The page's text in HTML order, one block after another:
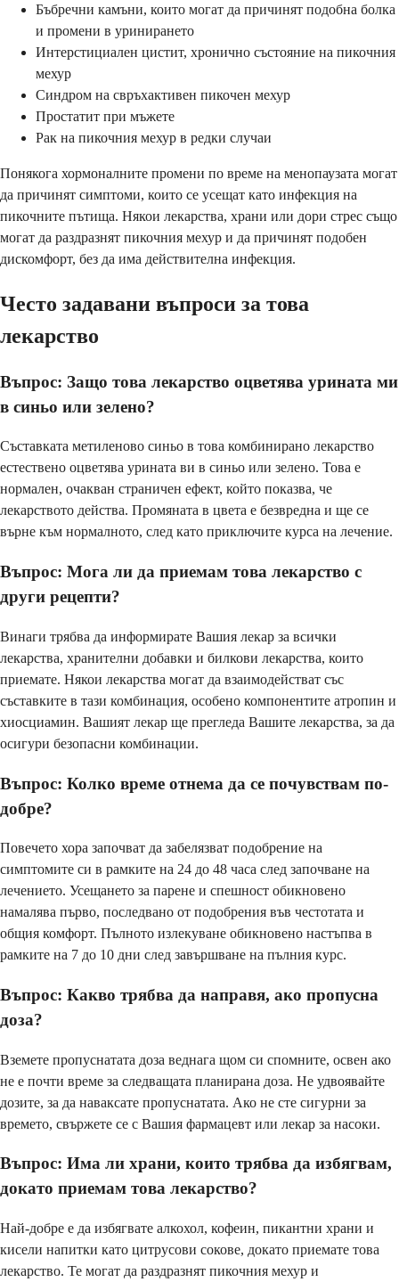
Бъбречни камъни, които могат да причинят подобна болка
и промени в уринирането
Интерстициален цистит, хронично състояние на пикочния
мехур
Синдром на свръхактивен пикочен мехур
Простатит при мъжете
Рак на пикочния мехур в редки случаи
Понякога хормоналните промени по време на менопаузата могат
да причинят симптоми, които се усещат като инфекция на
пикочните пътища. Някои лекарства, храни или дори стрес също
могат да раздразнят пикочния мехур и да причинят подобен
дискомфорт, без да има действителна инфекция.
Често задавани въпроси за това
лекарство
Въпрос: Защо това лекарство оцветява урината ми
в синьо или зелено?
Съставката метиленово синьо в това комбинирано лекарство
естествено оцветява урината ви в синьо или зелено. Това е
нормален, очакван страничен ефект, който показва, че
лекарството действа. Промяната в цвета е безвредна и ще се
върне към нормалното, след като приключите курса на лечение.
Въпрос: Мога ли да приемам това лекарство с
други рецепти?
Винаги трябва да информирате Вашия лекар за всички
лекарства, хранителни добавки и билкови лекарства, които
приемате. Някои лекарства могат да взаимодействат със
съставките в тази комбинация, особено компонентите атропин и
хиосциамин. Вашият лекар ще прегледа Вашите лекарства, за да
осигури безопасни комбинации.
Въпрос: Колко време отнема да се почувствам по-
добре?
Повечето хора започват да забелязват подобрение на
симптомите си в рамките на 24 до 48 часа след започване на
лечението. Усещането за парене и спешност обикновено
намалява първо, последвано от подобрения във честотата и
общия комфорт. Пълното излекуване обикновено настъпва в
рамките на 7 до 10 дни след завършване на пълния курс.
Въпрос: Какво трябва да направя, ако пропусна
доза?
Вземете пропуснатата доза веднага щом си спомните, освен ако
не е почти време за следващата планирана доза. Не удвоявайте
дозите, за да наваксате пропуснатата. Ако не сте сигурни за
времето, свържете се с Вашия фармацевт или лекар за насоки.
Въпрос: Има ли храни, които трябва да избягвам,
докато приемам това лекарство?
Най-добре е да избягвате алкохол, кофеин, пикантни храни и
кисели напитки като цитрусови сокове, докато приемате това
лекарство. Те могат да раздразнят пикочния мехур и